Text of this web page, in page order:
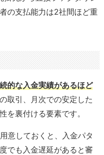
の支払能力は2社間ほど重
的な入金実績があるほど
取引、月次での安定した
を裏付ける要素です。
意しておくと、入金パタ
でも入金遅延があると審